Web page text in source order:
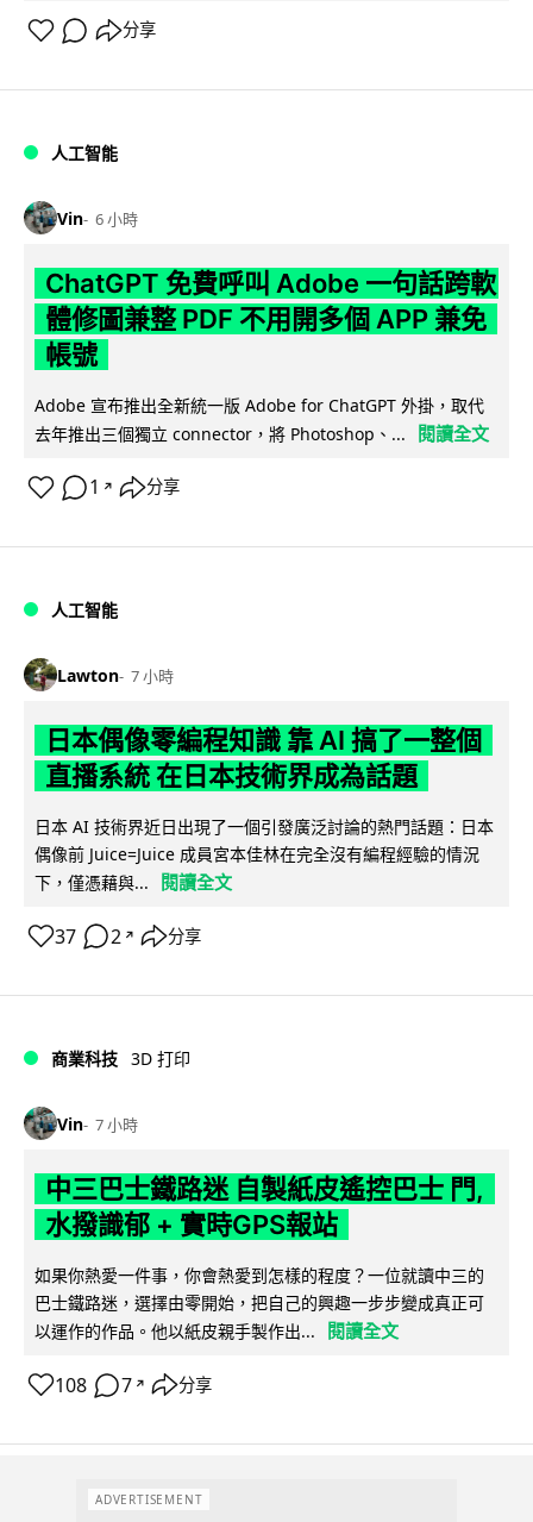
分享
人工智能
Vin 6 小時
ChatGPT 免費呼叫 Adobe 一句話跨軟
體修圖兼整 PDF 不用開多個 APP 兼免
帳號
Adobe 宣布推出全新統一版 Adobe for ChatGPT 外掛，取代
去年推出三個獨立 connector，將 Photoshop、...
閱讀全文
1 ↗ 分享
人工智能
Lawton 7 小時
日本偶像零編程知識 靠 AI 搞了一整個
直播系統 在日本技術界成為話題
日本 AI 技術界近日出現了一個引發廣泛討論的熱門話題：日本
偶像前 Juice=Juice 成員宮本佳林在完全沒有編程經驗的情況
下，僅憑藉與...
閱讀全文
37 2 ↗ 分享
商業科技 3D 打印
Vin 7 小時
中三巴士鐵路迷 自製紙皮遙控巴士 門,
水撥識郁 + 實時GPS報站
如果你熱愛一件事，你會熱愛到怎樣的程度？一位就讀中三的
巴士鐵路迷，選擇由零開始，把自己的興趣一步步變成真正可
以運作的作品。他以紙皮親手製作出...
閱讀全文
108 7 ↗ 分享
ADVERTISEMENT